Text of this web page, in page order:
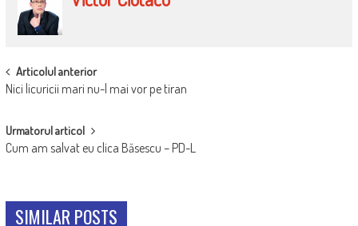
POST
NAVIGATION
Articolul anterior
Nici licuricii mari nu-l mai vor pe tiran
Urmatorul articol
Cum am salvat eu clica Băsescu – PD-L
SIMILAR POSTS